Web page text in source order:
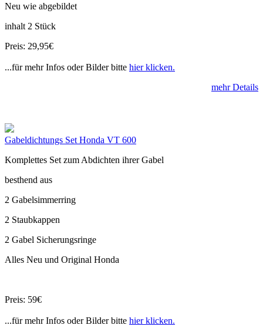
Neu wie abgebildet
inhalt 2 Stück
Preis: 29,95€
...für mehr Infos oder Bilder bitte hier klicken.
mehr Details
Gabeldichtungs Set Honda VT 600
Komplettes Set zum Abdichten ihrer Gabel
besthend aus
2 Gabelsimmerring
2 Staubkappen
2 Gabel Sicherungsringe
Alles Neu und Original Honda
Preis: 59€
...für mehr Infos oder Bilder bitte hier klicken.